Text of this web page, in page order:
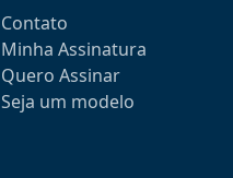
Contato
Minha Assinatura
Quero Assinar
Seja um modelo